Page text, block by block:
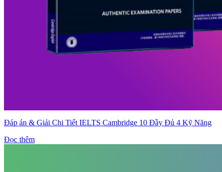
Đáp án & Giải Chi Tiết IELTS Cambridge 10 Đầy Đủ 4 Kỹ Năng
Đọc thêm